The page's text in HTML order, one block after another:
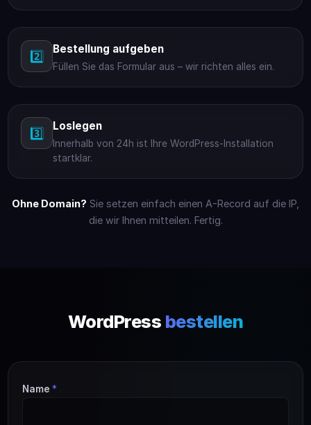
2️⃣ Bestellung aufgeben
Füllen Sie das Formular aus – wir richten alles ein.
3️⃣ Loslegen
Innerhalb von 24h ist Ihre WordPress-Installation
startklar.
Ohne Domain? Sie setzen einfach einen A-Record auf die IP,
die wir Ihnen mitteilen. Fertig.
WordPress bestellen
Name *